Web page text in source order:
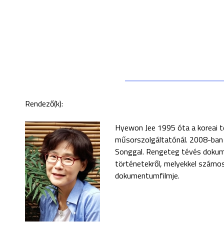
Rendező(k):
Hyewon Jee 1995 óta a
műsorszolgáltatónál. 2008-
Songgal. Rengeteg tévés
történetekről, melyekkel
dokumentumfilmje.